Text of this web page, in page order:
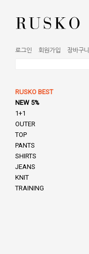
로그인 회원가입 장바구니
RUSKO BEST
NEW 5%
1+1
OUTER
TOP
PANTS
SHIRTS
JEANS
KNIT
TRAINING